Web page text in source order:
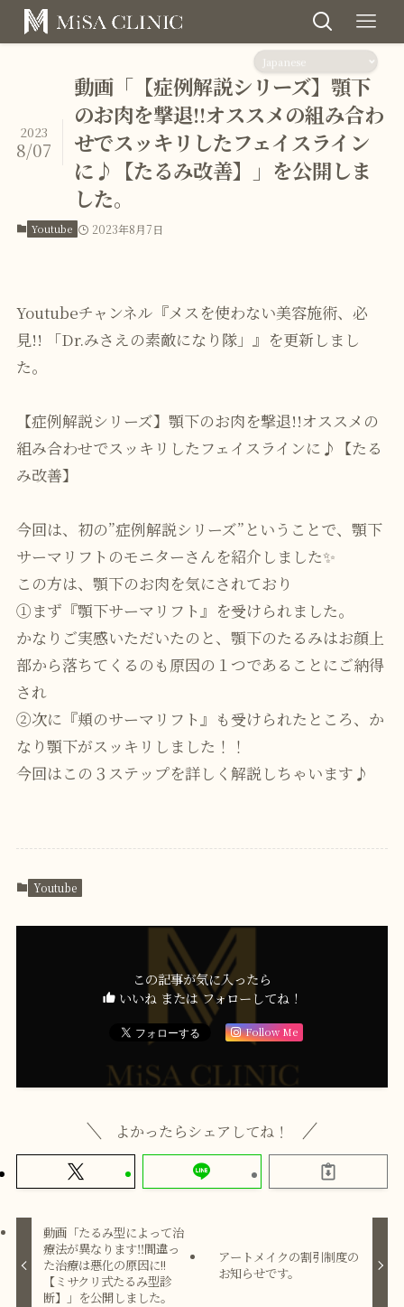
動画「【症例解説シリーズ】顎下
のお肉を撃退!!オススメの組み合わ
せでスッキリしたフェイスライン
に♪【たるみ改善】」を公開しま
した。
2023
8/07
Youtube 2023年8月7日
Youtubeチャンネル『メスを使わない美容施術、必
見!! 「Dr.みさえの素敵になり隊」』を更新しまし
た。
【症例解説シリーズ】顎下のお肉を撃退!!オススメの
組み合わせでスッキリしたフェイスラインに♪【たる
み改善】
今回は、初の”症例解説シリーズ”ということで、顎下
サーマリフトのモニターさんを紹介しました✨
この方は、顎下のお肉を気にされており
①まず『顎下サーマリフト』を受けられました。
かなりご実感いただいたのと、顎下のたるみはお顔上
部から落ちてくるのも原因の１つであることにご納得
され
②次に『頬のサーマリフト』も受けられたところ、か
なり顎下がスッキリしました！！
今回はこの３ステップを詳しく解説しちゃいます♪
Youtube
この記事が気に入ったら
いいね または フォローしてね！
Follow Me
よかったらシェアしてね！
動画「たるみ型によって治
療法が異なります‼間違っ
た治療は悪化の原因に!!
【ミサクリ式たるみ型診
断】」を公開しました。
アートメイクの割引制度の
お知らせです。